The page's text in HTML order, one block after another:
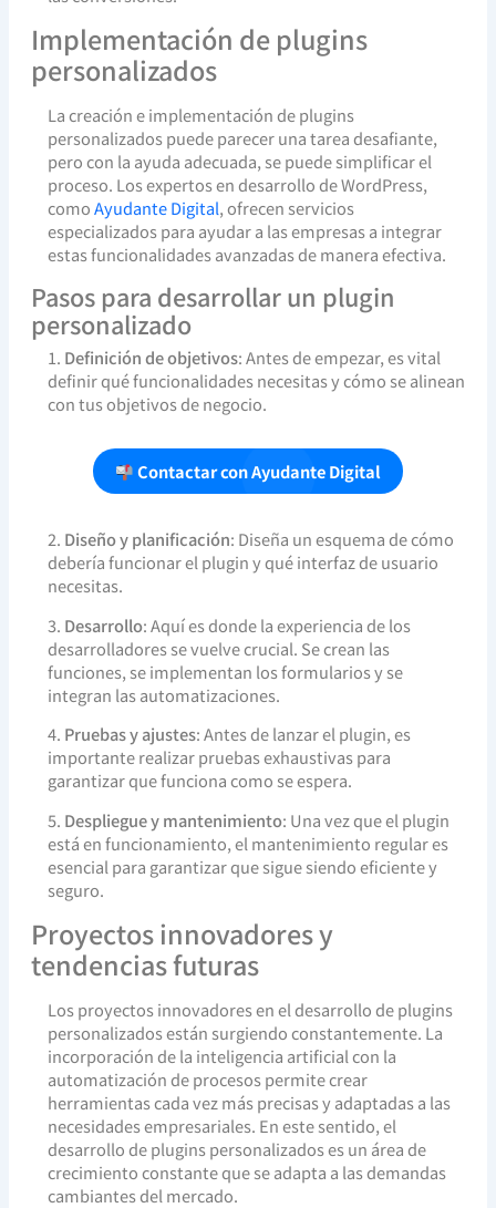
Implementación de plugins
personalizados
La creación e implementación de plugins
personalizados puede parecer una tarea desafiante,
pero con la ayuda adecuada, se puede simplificar el
proceso. Los expertos en desarrollo de WordPress,
comoAyudante Digital, ofrecen servicios
especializados para ayudar a las empresas a integrar
estas funcionalidades avanzadas de manera efectiva.
Pasos para desarrollar un plugin
personalizado
1. Definición de objetivos: Antes de empezar, es vital
definir qué funcionalidades necesitas y cómo se alinean
con tus objetivos de negocio.
Contactar con Ayudante Digital
2. Diseño y planificación: Diseña un esquema de cómo
debería funcionar el plugin y qué interfaz de usuario
necesitas.
3. Desarrollo: Aquí es donde la experiencia de los
desarrolladores se vuelve crucial. Se crean las
funciones, se implementan los formularios y se
integran las automatizaciones.
4. Pruebas y ajustes: Antes de lanzar el plugin, es
importante realizar pruebas exhaustivas para
garantizar que funciona como se espera.
5. Despliegue y mantenimiento: Una vez que el plugin
está en funcionamiento, el mantenimiento regular es
esencial para garantizar que sigue siendo eficiente y
seguro.
Proyectos innovadores y
tendencias futuras
Los proyectos innovadores en el desarrollo de plugins
personalizados están surgiendo constantemente. La
incorporación de la inteligencia artificial con la
automatización de procesos permite crear
herramientas cada vez más precisas y adaptadas a las
necesidades empresariales. En este sentido, el
desarrollo de plugins personalizados es un área de
crecimiento constante que se adapta a las demandas
cambiantes del mercado.